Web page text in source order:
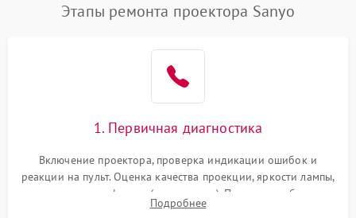
Этапы ремонта проектора Sanyo
1. Первичная диагностика
Включение проектора, проверка индикации ошибок и
реакции на пульт. Оценка качества проекции, яркости лампы,
наличия артефактов (точки, пятна). Проверка работы
системы охлаждения по уровню шума вентиляторов.
Подробнее